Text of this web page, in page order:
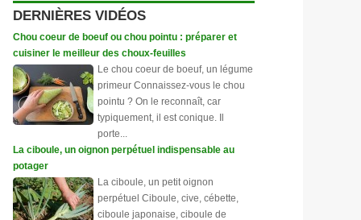
DERNIÈRES VIDÉOS
Chou coeur de boeuf ou chou pointu : préparer et
cuisiner le meilleur des choux-feuilles
Le chou coeur de boeuf, un légume
primeur Connaissez-vous le chou
pointu ? On le reconnaît, car
typiquement, il est conique. Il
porte...
La ciboule, un oignon perpétuel indispensable au
potager
La ciboule, un petit oignon
perpétuel Ciboule, cive, cébette,
ciboule japonaise, ciboule de